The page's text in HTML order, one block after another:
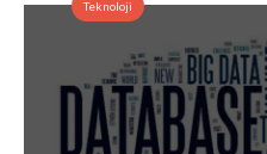
Teknoloji